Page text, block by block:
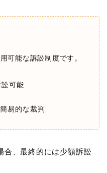
可能な訴訟制度です。
可能
易的な裁判
合、最終的には少額訴訟